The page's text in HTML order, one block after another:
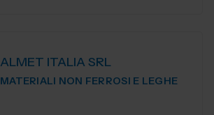
ALMET ITALIA SRL
MATERIALI NON FERROSI E LEGHE